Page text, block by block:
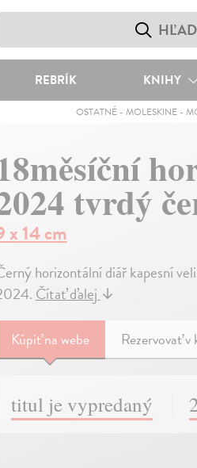
REBRÍK KNIHY
OSTATNÉ- MOLESKINE-
tvrdý
x 14 cm
horizontální diář kapesní
Čítať ďalej↓
Kúpiťna webe Rezervovať
titul je vypredaný